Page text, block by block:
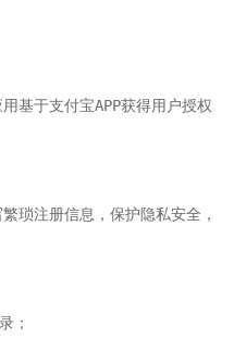
基于支付宝APP获得用户授权
琐注册信息，保护隐私安全，
；